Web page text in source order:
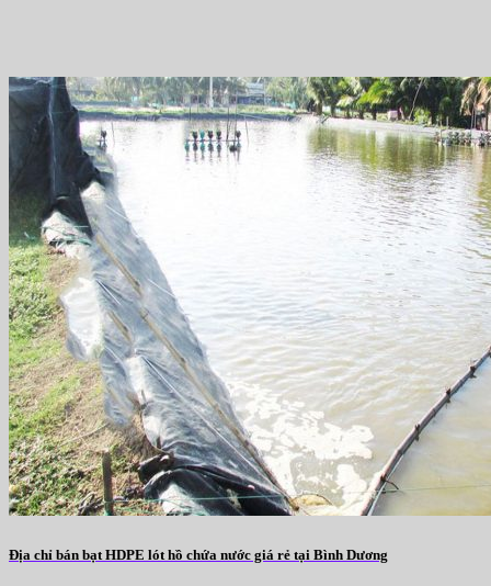
Địa chỉ bán bạt HDPE lót hồ chứa nước giá rẻ tại Bình Dương